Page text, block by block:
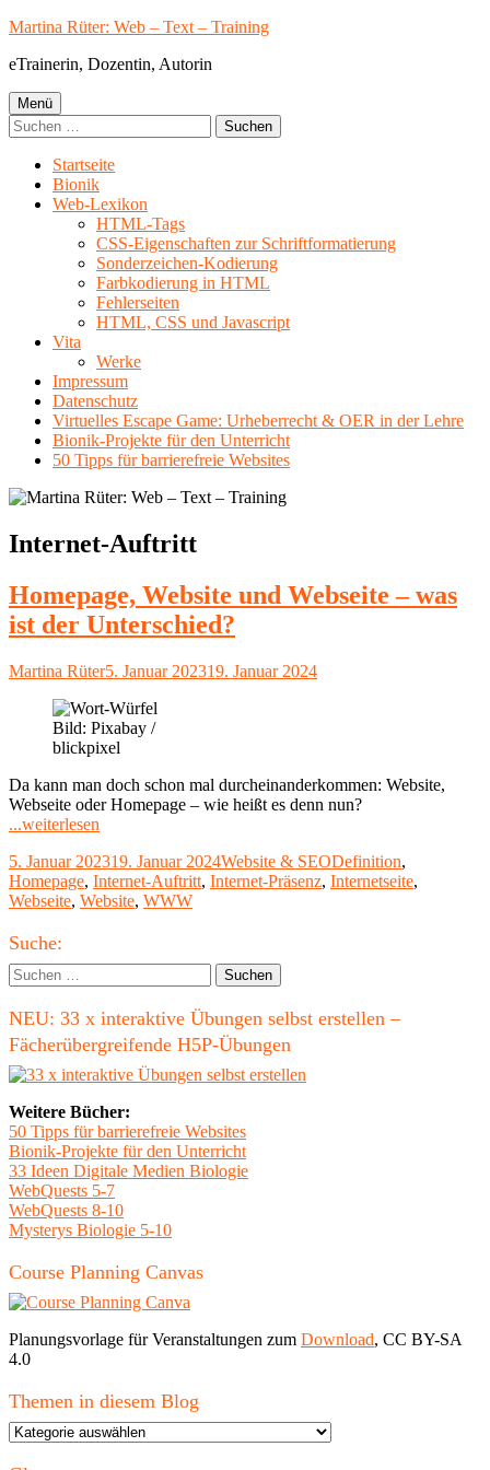
Springe
Inhalt
Martina Rüter: Web – Text – Training
eTrainerin, Dozentin, Autorin
Primäres
Menü
Menü
Suchen
nach:
Startseite
Bionik
Web-Lexikon
HTML-Tags
CSS-Eigenschaften zur Schriftformatierung
Sonderzeichen-Kodierung
Farbkodierung in HTML
Fehlerseiten
HTML, CSS und Javascript
Vita
Werke
Impressum
Datenschutz
Virtuelles Escape Game: Urheberrecht & OER in der Lehre
Bionik-Projekte für den Unterricht
50 Tipps für barrierefreie Websites
Schlagwort:
Internet-Auftritt
Homepage, Website und Webseite – was
ist der Unterschied?
Autor
Martina RüterVeröffentlicht
5. Januar 202319. Januar 2024
Bild: Pixabay /
blickpixel
Da kann man doch schon mal durcheinanderkommen: Website,
Webseite oder Homepage – wie heißt es denn nun?
...weiterlesen
und
Webseite
–
der
Veröffentlicht
am
5. Januar 202319. Januar 2024Kategorien
Website & SEOSchlagwörter
Definition,
Homepage, Internet-Auftritt, Internet-Präsenz, Internetseite,
Webseite, Website, WWW
Haupt-
Seitenleiste
Suche:
Suchen
nach:
NEU: 33 x interaktive Übungen selbst erstellen –
Fächerübergreifende H5P-Übungen
Weitere Bücher:
50 Tipps für barrierefreie Websites
Bionik-Projekte für den Unterricht
33 Ideen Digitale Medien Biologie
WebQuests 5-7
WebQuests 8-10
Mysterys Biologie 5-10
Course Planning Canvas
Planungsvorlage für Veranstaltungen zum Download, CC BY-SA
4.0
Themen in diesem Blog
Themen